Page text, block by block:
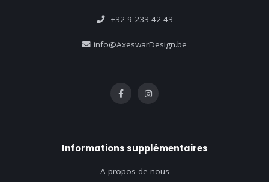
+32 9 233 42 43
info@AxeswarDesign.be
Informations supplémentaires
A propos de nous